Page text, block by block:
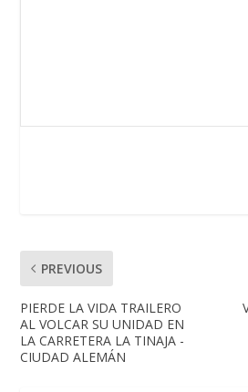
PREVIOUS
PIERDE LA VIDA TRAILERO
AL VOLCAR SU UNIDAD EN
LA CARRETERA LA TINAJA -
CIUDAD ALEMÁN